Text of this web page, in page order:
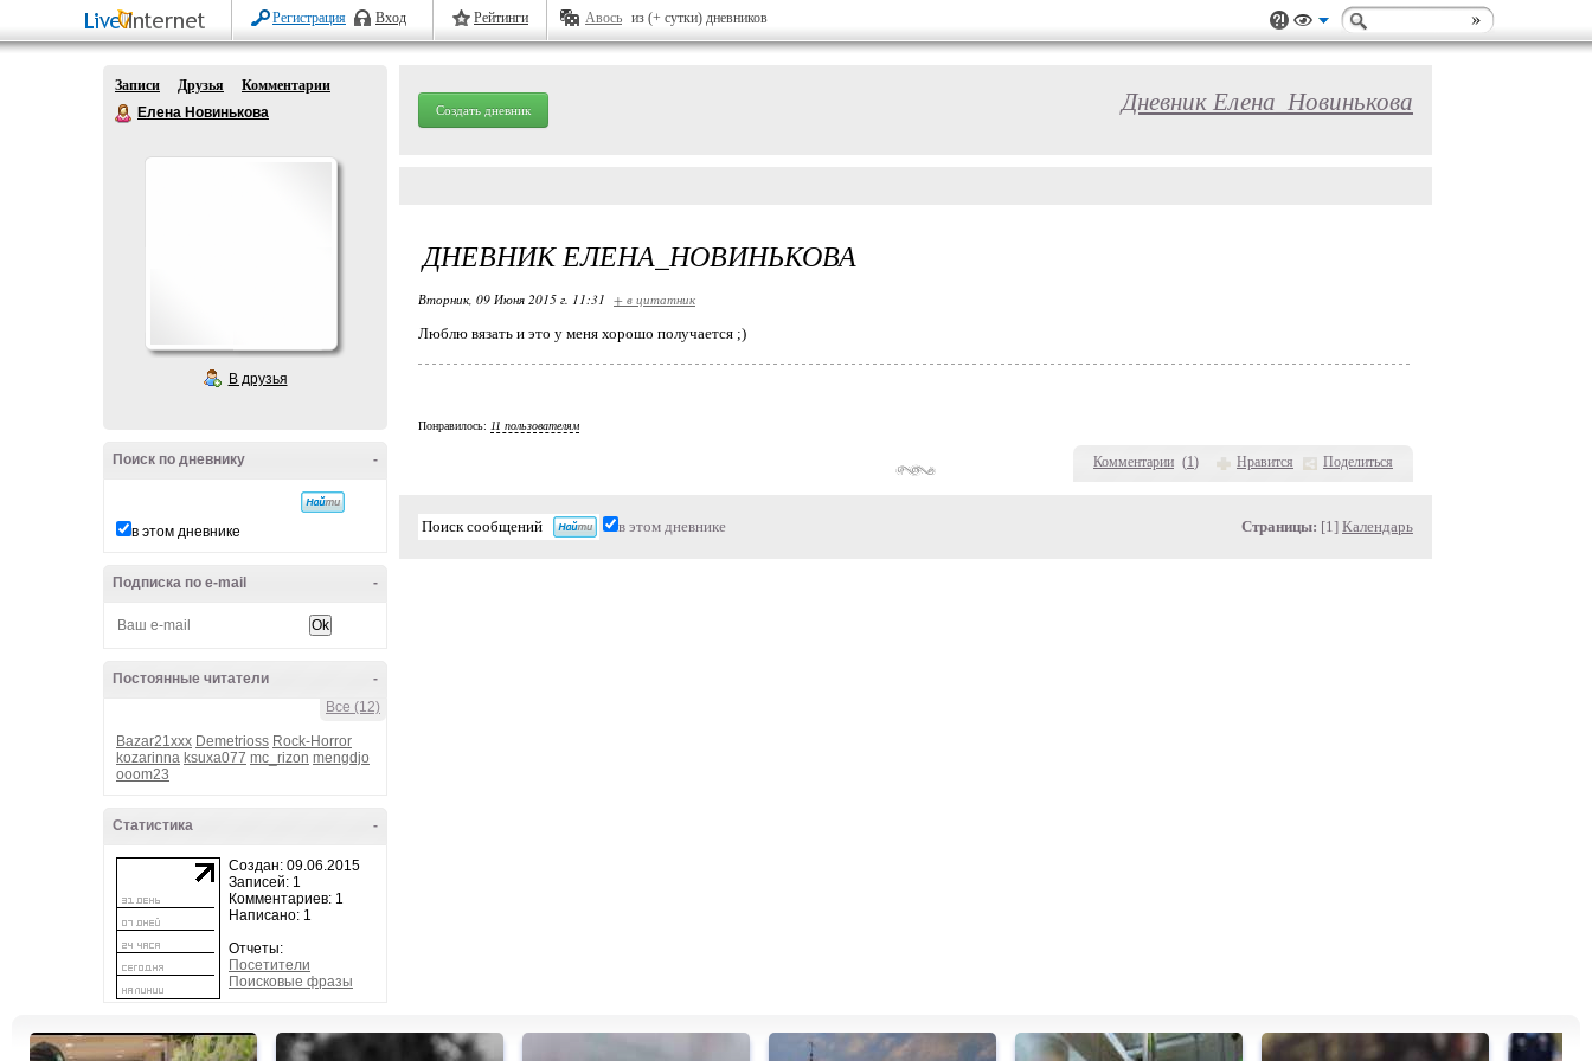
Регистрация Вход Рейтинги Авось из (+ сутки) дневников
Записи Друзья
Комментарии
Елена Новинькова
В друзья
-
Поиск по дневнику
в этом дневнике
-
Подписка по e-mail
-
Постоянные читатели
Все (12)
Bazar21xxx Demetrioss Rock-Horror
kozarinna ksuxa077 mc_rizon mengdjo
ooom23
-
Статистика
Создан: 09.06.2015
Записей: 1
Комментариев: 1
Написано: 1
Отчеты:
Посетители
Поисковые фразы
Создать дневник Дневник Елена_Новинькова
Комментарии (1) Нравится Поделиться
ДНЕВНИК ЕЛЕНА_НОВИНЬКОВА
Вторник, 09 Июня 2015 г. 11:31 + в цитатник
Люблю вязать и это у меня хорошо получается ;)
Понравилось: 11 пользователям
в этом дневнике Страницы: [1] Календарь